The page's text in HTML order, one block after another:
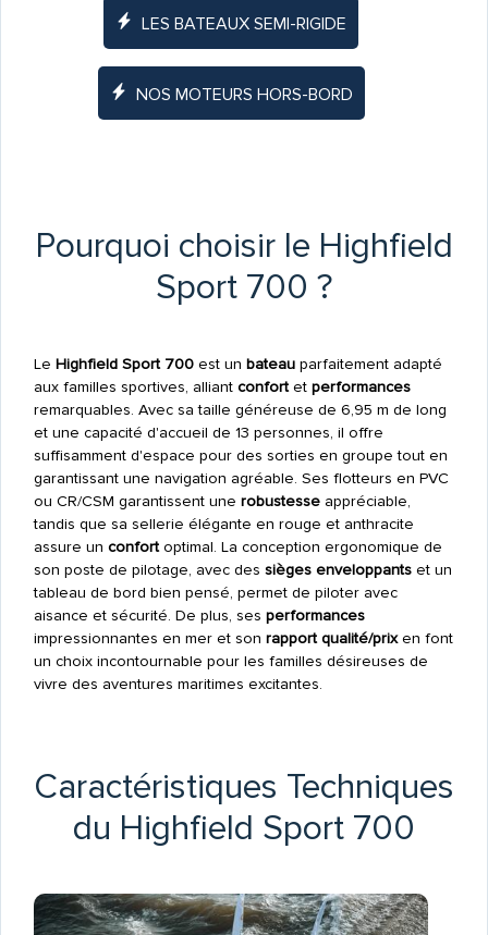
LES BATEAUX SEMI-RIGIDE
NOS MOTEURS HORS-BORD
Pourquoi choisir le Highfield
Sport 700 ?
Le Highfield Sport 700est un bateauparfaitement adapté
aux familles sportives, alliant confortet performances
remarquables. Avec sa taille généreuse de 6,95 m de long
et une capacité d'accueil de 13 personnes, il offre
suffisamment d'espace pour des sorties en groupe tout en
garantissant une navigation agréable. Ses flotteurs en PVC
ou CR/CSM garantissent une robustesseappréciable,
tandis que sa sellerie élégante en rouge et anthracite
assure un confortoptimal. La conception ergonomique de
son poste de pilotage, avec des sièges enveloppantset un
tableau de bord bien pensé, permet de piloter avec
aisance et sécurité. De plus, ses performances
impressionnantes en mer et son rapport qualité/prixen font
un choix incontournable pour les familles désireuses de
vivre des aventures maritimes excitantes.
Caractéristiques Techniques
du Highfield Sport 700